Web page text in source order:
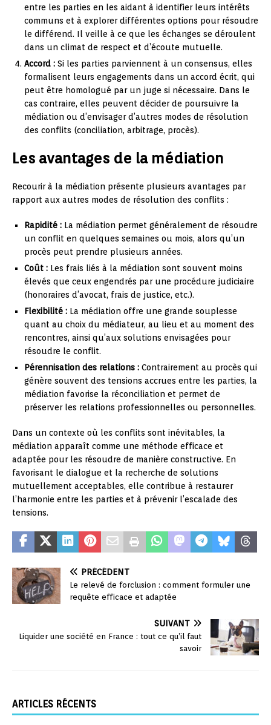
entre les parties en les aidant à identifier leurs intérêts
communs et à explorer différentes options pour résoudre
le différend. Il veille à ce que les échanges se déroulent
dans un climat de respect et d’écoute mutuelle.
Accord : Si les parties parviennent à un consensus, elles
formalisent leurs engagements dans un accord écrit, qui
peut être homologué par un juge si nécessaire. Dans le
cas contraire, elles peuvent décider de poursuivre la
médiation ou d’envisager d’autres modes de résolution
des conflits (conciliation, arbitrage, procès).
Les avantages de la médiation
Recourir à la médiation présente plusieurs avantages par
rapport aux autres modes de résolution des conflits :
Rapidité : La médiation permet généralement de résoudre
un conflit en quelques semaines ou mois, alors qu’un
procès peut prendre plusieurs années.
Coût : Les frais liés à la médiation sont souvent moins
élevés que ceux engendrés par une procédure judiciaire
(honoraires d’avocat, frais de justice, etc.).
Flexibilité : La médiation offre une grande souplesse
quant au choix du médiateur, au lieu et au moment des
rencontres, ainsi qu’aux solutions envisagées pour
résoudre le conflit.
Pérennisation des relations : Contrairement au procès qui
génère souvent des tensions accrues entre les parties, la
médiation favorise la réconciliation et permet de
préserver les relations professionnelles ou personnelles.
Dans un contexte où les conflits sont inévitables, la
médiation apparaît comme une méthode efficace et
adaptée pour les résoudre de manière constructive. En
favorisant le dialogue et la recherche de solutions
mutuellement acceptables, elle contribue à restaurer
l’harmonie entre les parties et à prévenir l’escalade des
tensions.
PRÉCÉDENT
Le relevé de forclusion : comment formuler une
requête efficace et adaptée
SUIVANT
Liquider une société en France : tout ce qu’il faut
savoir
ARTICLES RÉCENTS